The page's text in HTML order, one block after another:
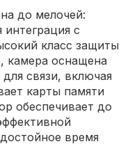
до мелочей:
с
класс защиты
камера оснащена
связи, включая
карты памяти
обеспечивает до
время